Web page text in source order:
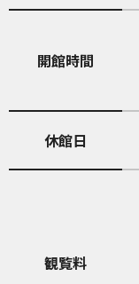
開館時間
休館日
観覧料